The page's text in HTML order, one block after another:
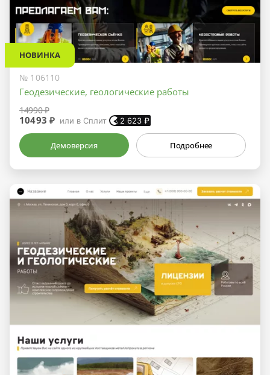
НОВИНКА
№ 106110
Геодезические, геологические работы
14990 ₽
10493 ₽ или в Сплит 2 623 ₽
Демоверсия Подробнее